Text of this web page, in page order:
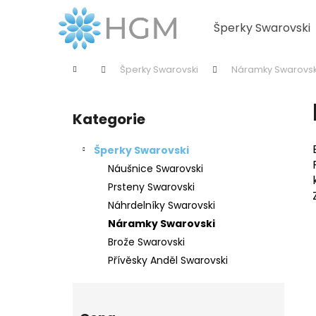
Šperky Swarovski
Domů Šperky Swarovski Náramky
Přeskočit
kategorie
Kategorie
Šperky Swarovski
Náušnice Swarovski
Prsteny Swarovski
Náhrdelníky Swarovski
Náramky Swarovski
Brože Swarovski
Přívěsky Anděl Swarovski
Zpět
Zpět